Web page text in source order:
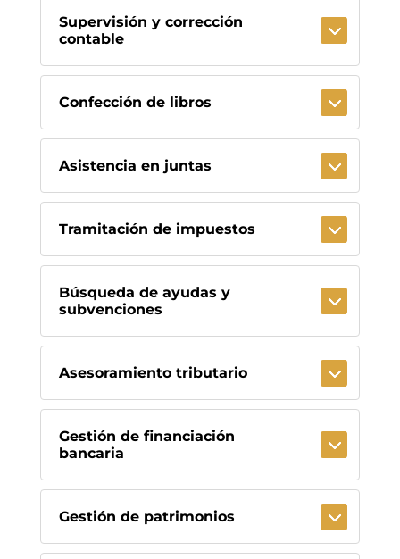
Supervisión y corrección
contable
Confección de libros
Asistencia en juntas
Tramitación de impuestos
Búsqueda de ayudas y
subvenciones
Asesoramiento tributario
Gestión de financiación
bancaria
Gestión de patrimonios